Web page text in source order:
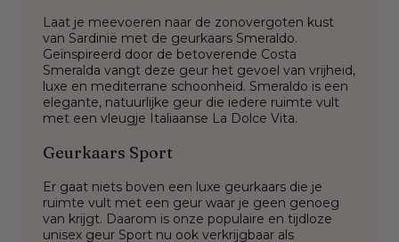
Laat je meevoeren naar de zonovergoten kust
van Sardinië met de geurkaars Smeraldo.
Geïnspireerd door de betoverende Costa
Smeralda vangt deze geur het gevoel van vrijheid,
luxe en mediterrane schoonheid. Smeraldo is een
elegante, natuurlijke geur die iedere ruimte vult
met een vleugje Italiaanse La Dolce Vita.
Geurkaars Sport
Er gaat niets boven een luxe geurkaars die je
ruimte vult met een geur waar je geen genoeg
van krijgt. Daarom is onze populaire en tijdloze
unisex geur Sport nu ook verkrijgbaar als